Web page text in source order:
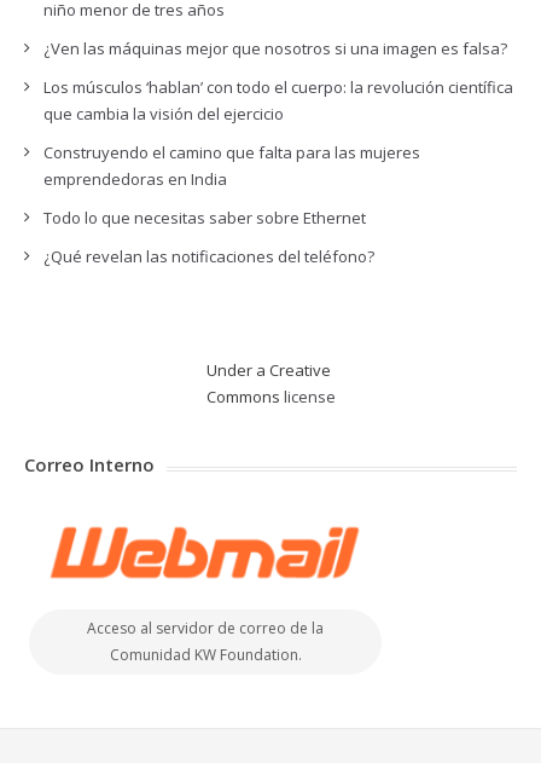
niño menor de tres años
¿Ven las máquinas mejor que nosotros si una imagen es falsa?
Los músculos ‘hablan’ con todo el cuerpo: la revolución científica
que cambia la visión del ejercicio
Construyendo el camino que falta para las mujeres
emprendedoras en India
Todo lo que necesitas saber sobre Ethernet
¿Qué revelan las notificaciones del teléfono?
Under a Creative
Commons license
Correo Interno
Acceso al servidor de correo de la
Comunidad KW Foundation.